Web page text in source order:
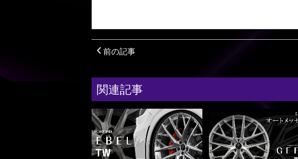
前の記事
関連記事